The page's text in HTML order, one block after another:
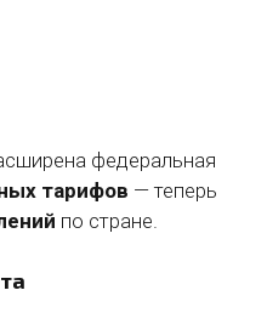
федеральная
тарифов — теперь
по стране.